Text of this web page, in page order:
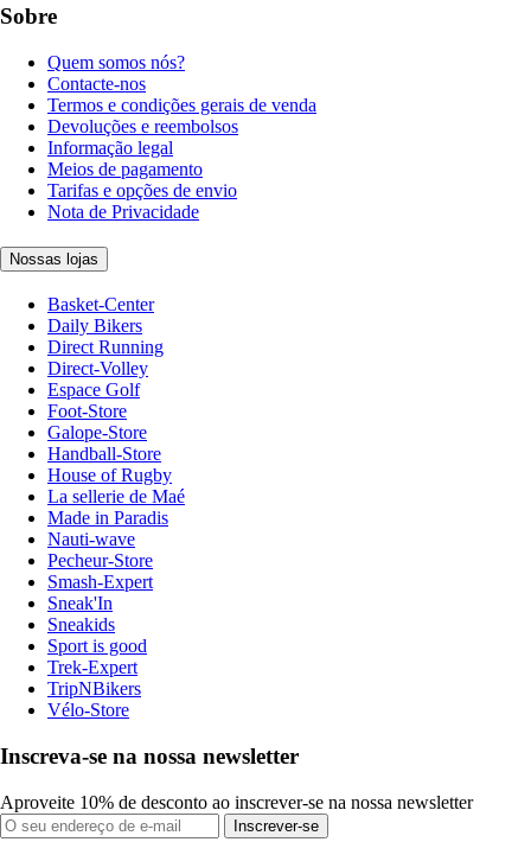
Sobre
Quem somos nós?
Contacte-nos
Termos e condições gerais de venda
Devoluções e reembolsos
Informação legal
Meios de pagamento
Tarifas e opções de envio
Nota de Privacidade
Nossas lojas
Basket-Center
Daily Bikers
Direct Running
Direct-Volley
Espace Golf
Foot-Store
Galope-Store
Handball-Store
House of Rugby
La sellerie de Maé
Made in Paradis
Nauti-wave
Pecheur-Store
Smash-Expert
Sneak'In
Sneakids
Sport is good
Trek-Expert
TripNBikers
Vélo-Store
Inscreva-se na nossa newsletter
Aproveite 10% de desconto ao inscrever-se na nossa newsletter
Inscrever-se